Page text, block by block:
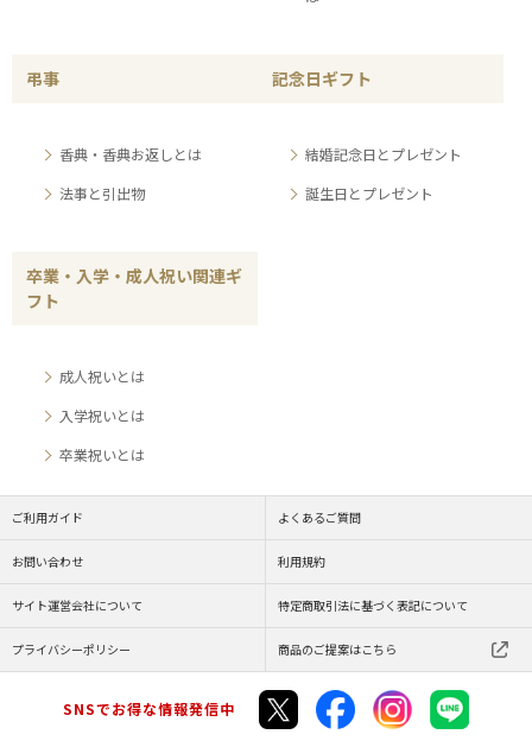
弔事
香典・香典お返しとは
法事と引出物
記念日ギフト
結婚記念日とプレゼント
誕生日とプレゼント
卒業・入学・成人祝い関連ギ
フト
成人祝いとは
入学祝いとは
卒業祝いとは
ご利用ガイド よくあるご質問
お問い合わせ 利用規約
サイト運営会社について 特定商取引法に基づく表記について
プライバシーポリシー 商品のご提案はこちら
SNSでお得な情報発信中